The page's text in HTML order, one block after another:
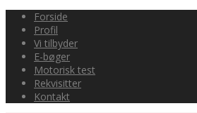
Forside
Profil
Vi tilbyder
E-bøger
Motorisk test
Rekvisitter
Kontakt